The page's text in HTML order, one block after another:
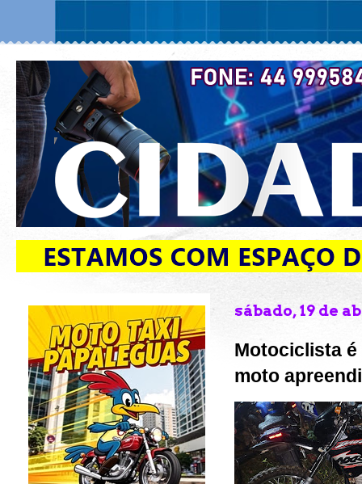
sábado, 19 de
Motociclista é
moto